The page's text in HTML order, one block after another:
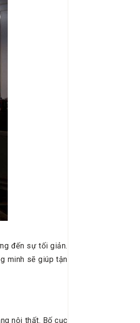
đến sự tối giản.
minh sẽ giúp tận
nội thất. Bố cục